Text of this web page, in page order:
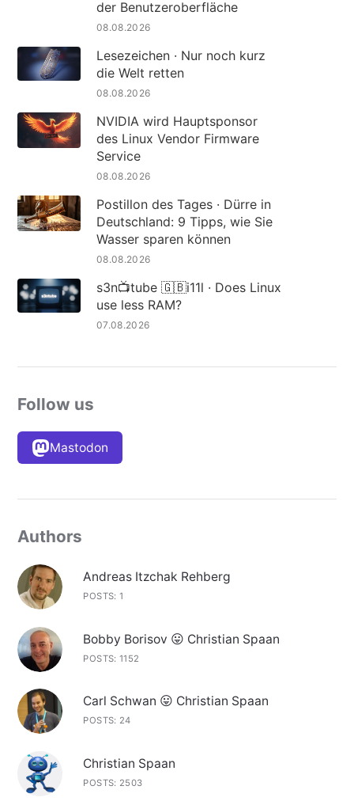
der Benutzeroberfläche
08.08.2026
Lesezeichen · Nur noch kurz
die Welt retten
08.08.2026
NVIDIA wird Hauptsponsor
des Linux Vendor Firmware
Service
08.08.2026
Postillon des Tages · Dürre in
Deutschland: 9 Tipps, wie Sie
Wasser sparen können
08.08.2026
s3n📺tube 🇬🇧i11l · Does Linux
use less RAM?
07.08.2026
Follow us
Mastodon
Authors
Andreas Itzchak Rehberg
POSTS: 1
Bobby Borisov 😛 Christian Spaan
POSTS: 1152
Carl Schwan 😛 Christian Spaan
POSTS: 24
Christian Spaan
POSTS: 2503